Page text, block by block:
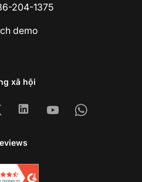
204-1375
demo
xã hội
LinkedinYoutubeWhatsapp